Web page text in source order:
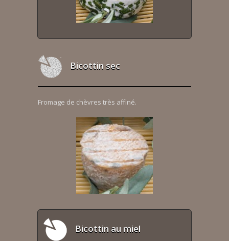
Bicottin sec
Fromage de chèvres très affiné.
Bicottin au miel